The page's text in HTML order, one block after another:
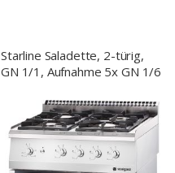
Starline Saladette, 2-türig,
GN 1/1, Aufnahme 5x GN 1/6